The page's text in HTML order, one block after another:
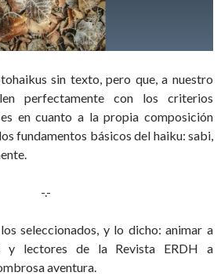
sin texto, pero que, a nuestro
perfectamente con los criterios
en cuanto a la propia composición
fundamentos básicos del haiku: sabi,
-.-
seleccionados, y lo dicho: animar a
y lectores de la Revista ERDH a
aventura.